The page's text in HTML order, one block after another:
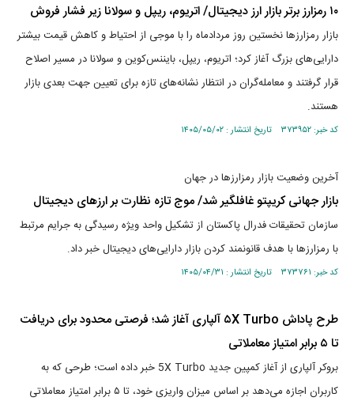
۱۰ رمزارز برتر بازار ارز دیجیتال/ اتریوم، ریپل و سولانا زیر فشار فروش
بازار رمزارزها نخستین روز مردادماه را با موجی از احتیاط و کاهش قیمت بیشتر
دارایی‌های بزرگ آغاز کرد؛ اتریوم، ریپل، بایننس‌کوین و سولانا در مسیر اصلاح
قرار گرفتند و معامله‌گران در انتظار نشانه‌های تازه برای تعیین جهت بعدی بازار
هستند.
کد خبر: ۳۷۳۹۵۲ تاریخ انتشار : ۱۴۰۵/۰۵/۰۲
آخرین وضعیت بازار رمزارزها در جهان
بازار جهانی کریپتو غافلگیر شد/ موج تازه نظارت بر ارزهای دیجیتال
سازمان تحقیقات فدرال پاکستان از تشکیل واحد ویژه رسیدگی به جرایم مرتبط
با رمزارزها با هدف قانونمند کردن بازار دارایی‌های دیجیتال خبر داد.
کد خبر: ۳۷۳۷۶۱ تاریخ انتشار : ۱۴۰۵/۰۴/۳۱
طرح پاداش ۵X Turbo آلپاری آغاز شد؛ فرصتی محدود برای دریافت
تا ۵ برابر امتیاز معاملاتی
بروکر آلپاری از آغاز کمپین جدید 5X Turbo خبر داده است؛ طرحی که به
کاربران اجازه می‌دهد بر اساس میزان واریزی خود، تا ۵ برابر امتیاز معاملاتی